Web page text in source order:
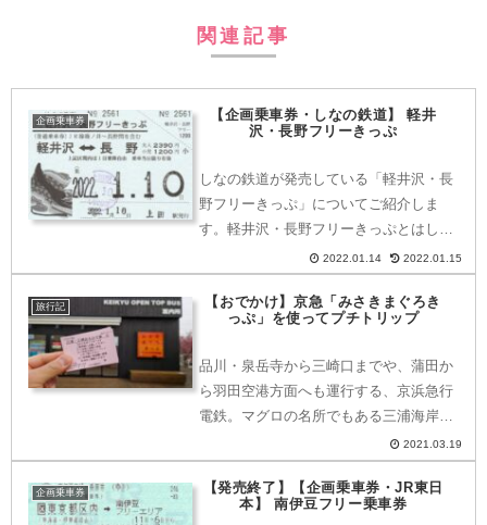
関連記事
企画乗車券
【企画乗車券・しなの鉄道】 軽井
沢・長野フリーきっぷ
しなの鉄道が発売している「軽井沢・長
野フリーきっぷ」についてご紹介しま
す。軽井沢・長野フリーきっぷとはしな
の鉄道線の軽井沢〜篠ノ井間と、信越本
線の篠ノ井〜長野間が乗り降り自由な企
画乗車券です。軽井沢・長野フリーきっ
ぷのフリーエリア・乗車でき...
2022.01.14 2022.01.15
旅行記
【おでかけ】京急「みさきまぐろき
っぷ」を使ってプチトリップ
品川・泉岳寺から三崎口までや、蒲田か
ら羽田空港方面へも運行する、京浜急行
電鉄。マグロの名所でもある三浦海岸・
三崎口エリアへターゲットとした食事券
つきのお得な「みさきまぐろきっぷ」を
使って、プチトリップしてきました♪こ
ちらの情報は実際に行った...
2021.03.19
企画乗車券
【発売終了】【企画乗車券・JR東日
本】 南伊豆フリー乗車券